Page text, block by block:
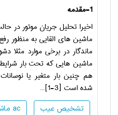
-1مقدمه
اخیرا تحلیل جریان موتور در
ماشین های القایی به منظور
ماندگار در برخی موارد مثلا
ماشین هایی که تحت بار شرایط
هم چنین بار متغیر یا
شده است [1-3]
…
ماشین های ac
تشخیص عیب